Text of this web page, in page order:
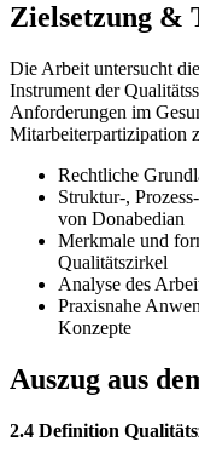
Zielsetzung &
Die Arbeit untersucht
Instrument der
Anforderungen im
Mitarbeiterpartizipation
Rechtliche
Struktur-,
von Donabedian
Merkmale und
Qualitätszirkel
Analyse des
Praxisnahe
Konzepte
Auszug aus
2.4 Definition